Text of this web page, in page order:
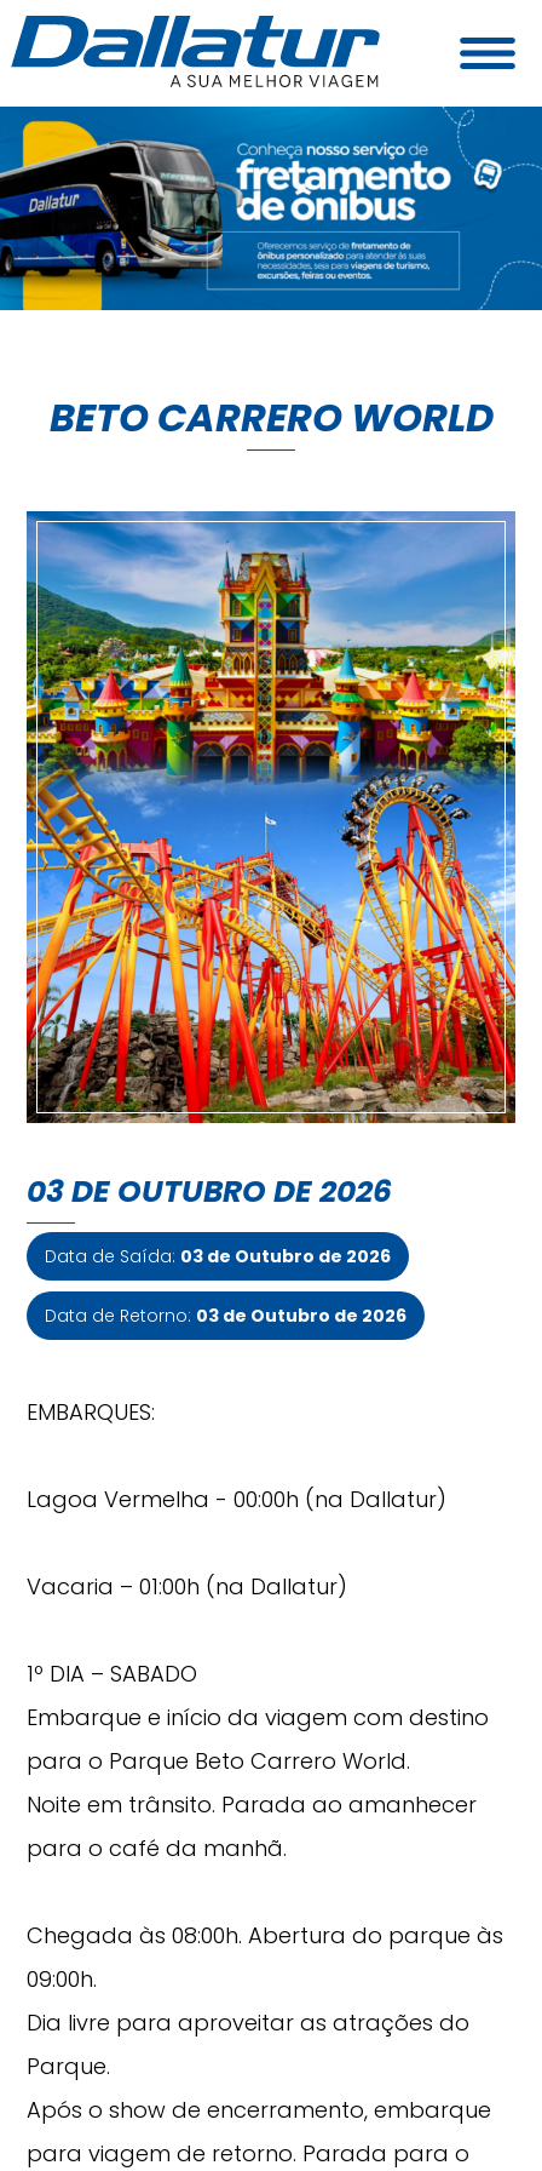
BETO CARRERO WORLD
03 DE OUTUBRO DE 2026
Data de Saída: 03 de Outubro de 2026
Data de Retorno: 03 de Outubro de 2026
EMBARQUES:
Lagoa Vermelha - 00:00h (na Dallatur)
Vacaria – 01:00h (na Dallatur)
1º DIA – SABADO
Embarque e início da viagem com destino
para o Parque Beto Carrero World.
Noite em trânsito. Parada ao amanhecer
para o café da manhã.
Chegada às 08:00h. Abertura do parque às
09:00h.
Dia livre para aproveitar as atrações do
Parque.
Após o show de encerramento, embarque
para viagem de retorno. Parada para o